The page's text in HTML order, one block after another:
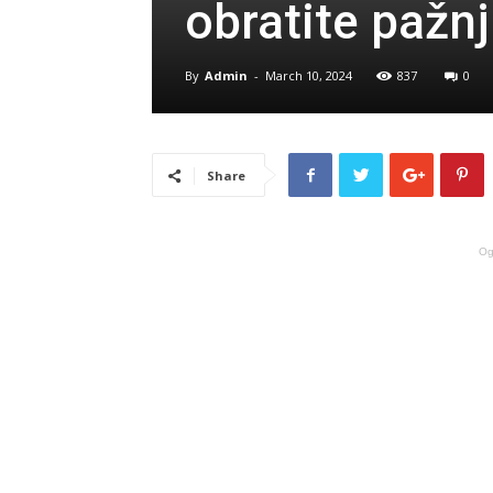
obratite
By Admin - March 10, 2024 837 0
Share